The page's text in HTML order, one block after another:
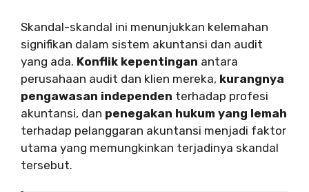
Skandal-skandal ini menunjukkan kelemahan
signifikan dalam sistem akuntansi dan audit
yang ada. Konflik kepentingan antara
perusahaan audit dan klien mereka, kurangnya
pengawasan independen terhadap profesi
akuntansi, dan penegakan hukum yang lemah
terhadap pelanggaran akuntansi menjadi faktor
utama yang memungkinkan terjadinya skandal
tersebut.